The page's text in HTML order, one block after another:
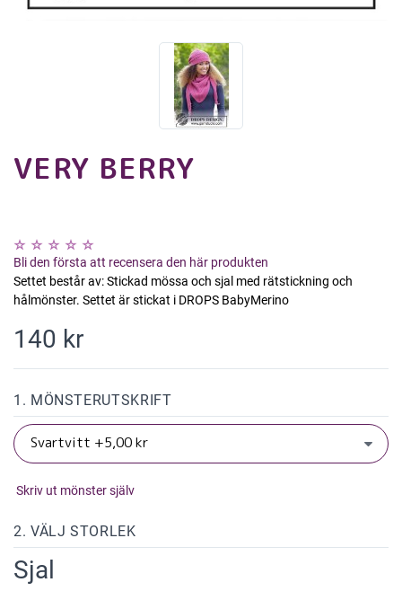
VERY BERRY
Bli den första att recensera den här produkten
Settet består av: Stickad mössa och sjal med rätstickning och
hålmönster. Settet är stickat i DROPS BabyMerino
140 kr
1. MÖNSTERUTSKRIFT
Skriv ut mönster själv
2. VÄLJ STORLEK
Sjal